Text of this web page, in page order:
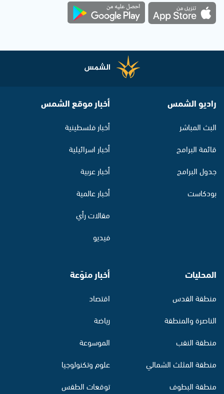
راديو الشمس
البث المباشر
قائمة البرامج
جدول البرامج
بودكاست
أخبار موقع الشمس
أخبار فلسطينية
أخبار اسرائيلية
أخبار عربية
أخبار عالمية
مقالات رأي
فيديو
المحليات
منطقة القدس
الناصرة والمنطقة
منطقة النقب
منطقة المثلث الشمالي
منطقة البطوف
أخبار منوّعة
اقتصاد
رياضة
الموسوعة
علوم وتكنولوجيا
توقعات الطقس